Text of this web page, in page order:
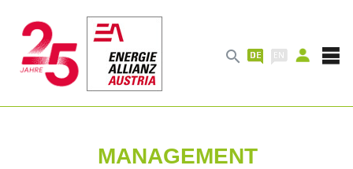

MANAGEMENT